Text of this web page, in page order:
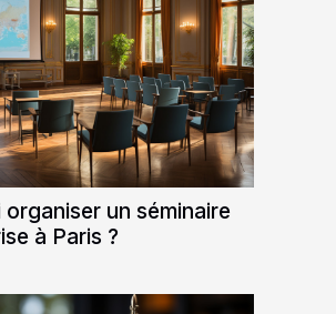
un séminaire
à Paris ?